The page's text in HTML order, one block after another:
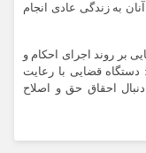
به زندگی عادی انجام
بر روند اجرای احکام و
دستگاه قضایی با رعایت
احقاق حق و اصلاح